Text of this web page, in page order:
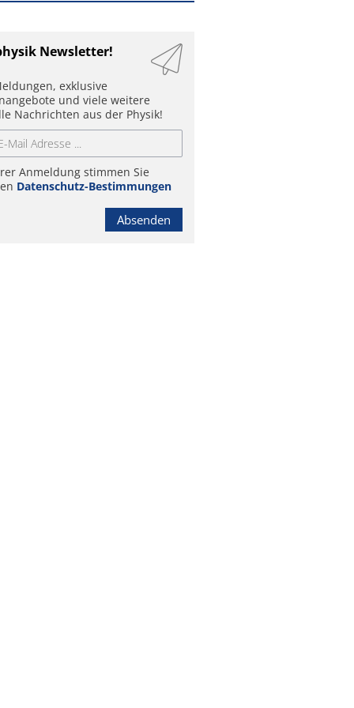
Newsletter!
exklusive
und viele weitere
Nachrichten aus der Physik!
Anmeldung stimmen Sie
Datenschutz-Bestimmungen
Absenden